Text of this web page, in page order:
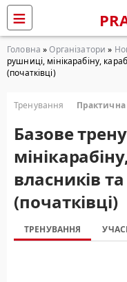
Головна »Організатори »
рушниці, мінікарабіну,
(початківці)
Тренування Практична
Базове
власників
(початківці)
ТРЕНУВАННЯ